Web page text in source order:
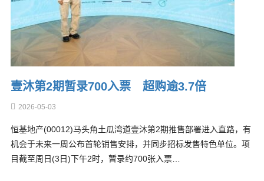
壹沐第2期暂录700入票 超购逾3.7倍
2026-05-03
恒基地产(00012)马头角土瓜湾道壹沐第2期推售部署进入直路，有
机会于未来一周公布首轮销售安排，并同步招标发售特色单位。项
目截至周日(3日)下午2时，暂录约700张入票…